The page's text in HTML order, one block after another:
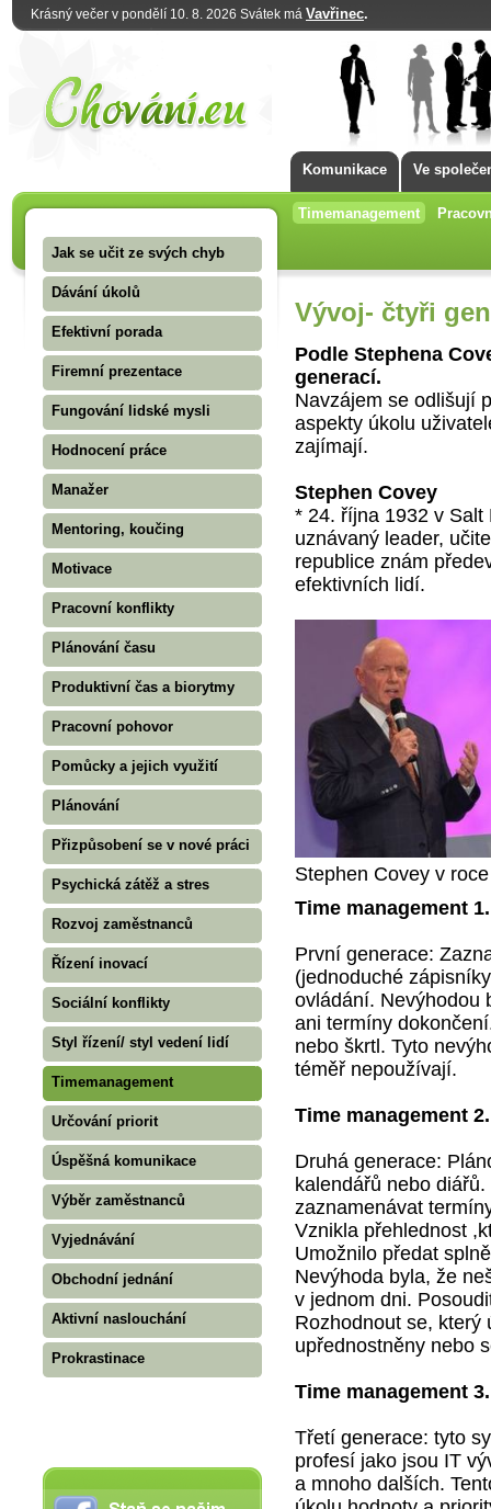
Krásný večer v pondělí 10. 8. 2026 Svátek má Vavřinec.
Komunikace Ve
Timemanagement
Jak se učit ze svých chyb
Dávání úkolů
Efektivní porada
Firemní prezentace
Fungování lidské mysli
Hodnocení práce
Manažer
Mentoring, koučing
Motivace
Pracovní konflikty
Plánování času
Produktivní čas a biorytmy
Pracovní pohovor
Pomůcky a jejich využití
Plánování
Přizpůsobení se v nové práci
Psychická zátěž a stres
Rozvoj zaměstnanců
Řízení inovací
Sociální konflikty
Styl řízení/ styl vedení lidí
Timemanagement
Určování priorit
Úspěšná komunikace
Výběr zaměstnanců
Vyjednávání
Obchodní jednání
Aktivní naslouchání
Prokrastinace
Vývoj- čtyři
Podle Stephena
generací.
Navzájem se odlišují
aspekty úkolu
zajímají.
Stephen Covey
* 24. října 1932 v Salt
uznávaný leader,
republice znám
efektivních lidí.
Stephen Covey v
Time management
První generace:
(jednoduché
ovládání. Nevýhodou
ani termíny
nebo škrtl. Tyto
téměř nepoužívají.
Time management
Druhá generace:
kalendářů nebo
zaznamenávat
Vznikla přehlednost
Umožnilo předat
Nevýhoda byla, že
v jednom dni.
Rozhodnout se, který
upřednostněny nebo
Time management
Třetí generace: tyto
profesí jako jsou IT
a mnoho dalších.